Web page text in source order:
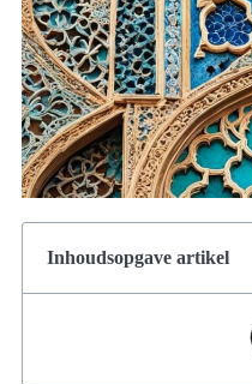
Inhoudsopgave artikel